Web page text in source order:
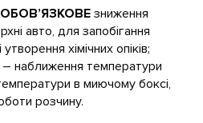
ОБОВ’ЯЗКОВЕзниження
авто, для запобігання
хімічних опіків;
наближення температури
в миючому боксі,
розчину.